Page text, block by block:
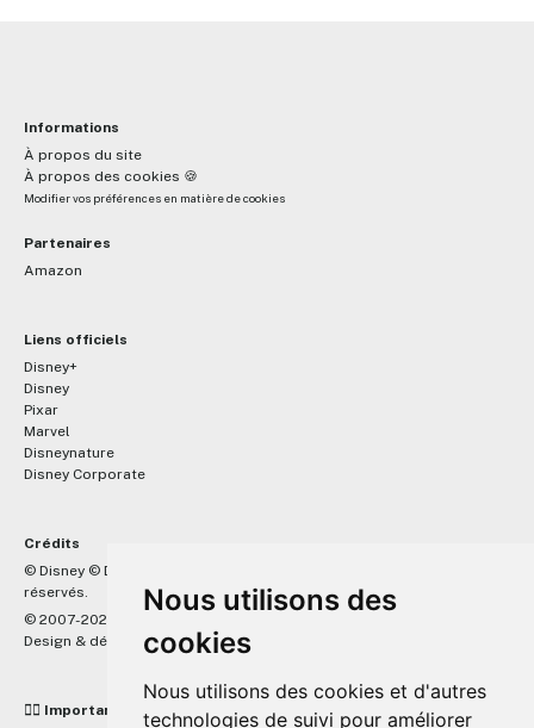
Nous utilisons des
cookies
Nous utilisons des cookies et d'autres
technologies de suivi pour améliorer
Informations
À propos du site
À propos des cookies 🍪
Modifier vos préférences en matière de cookies
Partenaires
Amazon
Liens officiels
Disney+
Disney
Pixar
Marvel
Disneynature
Disney Corporate
Crédits
© Disney © Disney/Pixar © &
réservés.
© 2007-2026 DisneyPixar.fr
Design & développement :MonsieurPaul
☝🏼 Important